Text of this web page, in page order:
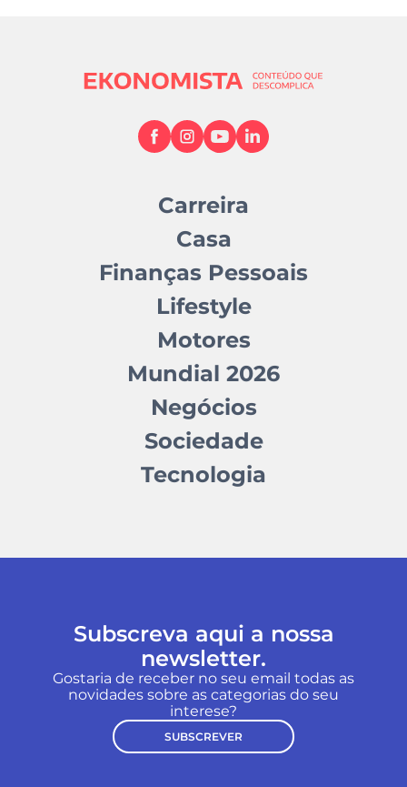
Carreira
Casa
Finanças Pessoais
Lifestyle
Motores
Mundial 2026
Negócios
Sociedade
Tecnologia
Subscreva aqui a nossa
newsletter.
Gostaria de receber no seu email todas as
novidades sobre as categorias do seu
interese?
SUBSCREVER